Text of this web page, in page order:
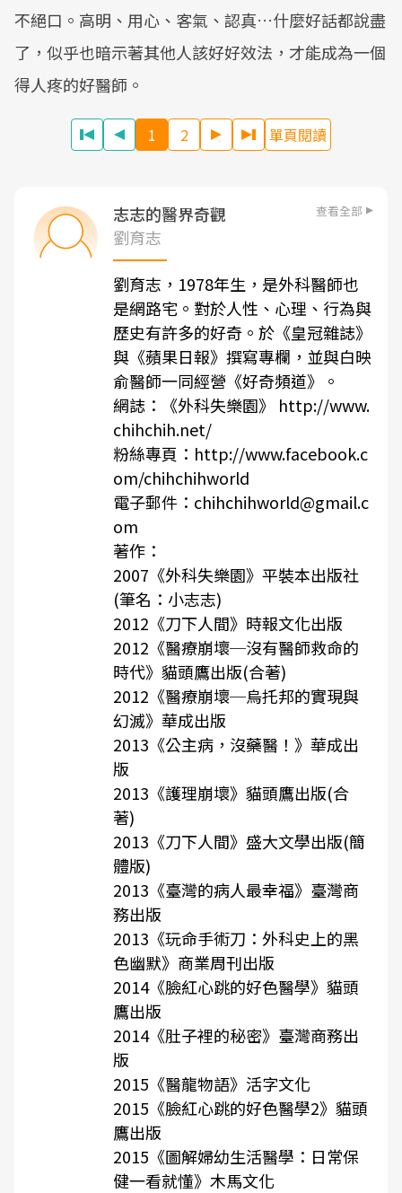
不絕口。高明、用心、客氣、認真…什麼好話都說盡
了，似乎也暗示著其他人該好好效法，才能成為一個
得人疼的好醫師。
1 2 單頁閱讀
志志的醫界奇觀 查看全部
劉育志
劉育志，1978年生，是外科醫師也
是網路宅。對於人性、心理、行為與
歷史有許多的好奇。於《皇冠雜誌》
與《蘋果日報》撰寫專欄，並與白映
俞醫師一同經營《好奇頻道》。
網誌：《外科失樂園》 http://www.
chihchih.net/
粉絲專頁：http://www.facebook.c
om/chihchihworld
電子郵件：chihchihworld@gmail.c
om
著作：
2007《外科失樂園》平裝本出版社
(筆名：小志志)
2012《刀下人間》時報文化出版
2012《醫療崩壞─沒有醫師救命的
時代》貓頭鷹出版(合著)
2012《醫療崩壞─烏托邦的實現與
幻滅》華成出版
2013《公主病，沒藥醫！》華成出
版
2013《護理崩壞》貓頭鷹出版(合
著)
2013《刀下人間》盛大文學出版(簡
體版)
2013《臺灣的病人最幸福》臺灣商
務出版
2013《玩命手術刀：外科史上的黑
色幽默》商業周刊出版
2014《臉紅心跳的好色醫學》貓頭
鷹出版
2014《肚子裡的秘密》臺灣商務出
版
2015《醫龍物語》活字文化
2015《臉紅心跳的好色醫學2》貓頭
鷹出版
2015《圖解婦幼生活醫學：日常保
健一看就懂》木馬文化